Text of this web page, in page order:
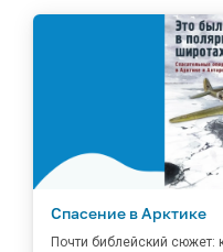
Спасение в Арктике
Почти библейский сюжет: